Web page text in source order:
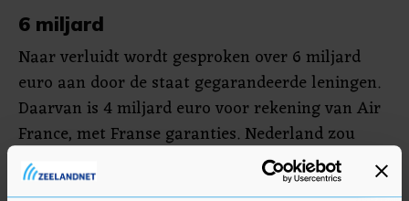
6 miljard
Naar verluidt wordt gesproken over 6 miljard
euro aan door de staat gegarandeerde leningen.
Daarvan is 4 miljard euro voor rekening van Air
France, met Franse garanties. Nederland zou
voor 2 miljard euro voor KLM garant willen
staan.